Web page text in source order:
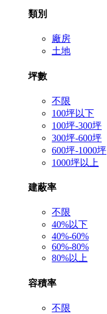
類別
廠房
土地
坪數
不限
100坪以下
100坪-300坪
300坪-600坪
600坪-1000坪
1000坪以上
建蔽率
不限
40%以下
40%-60%
60%-80%
80%以上
容積率
不限